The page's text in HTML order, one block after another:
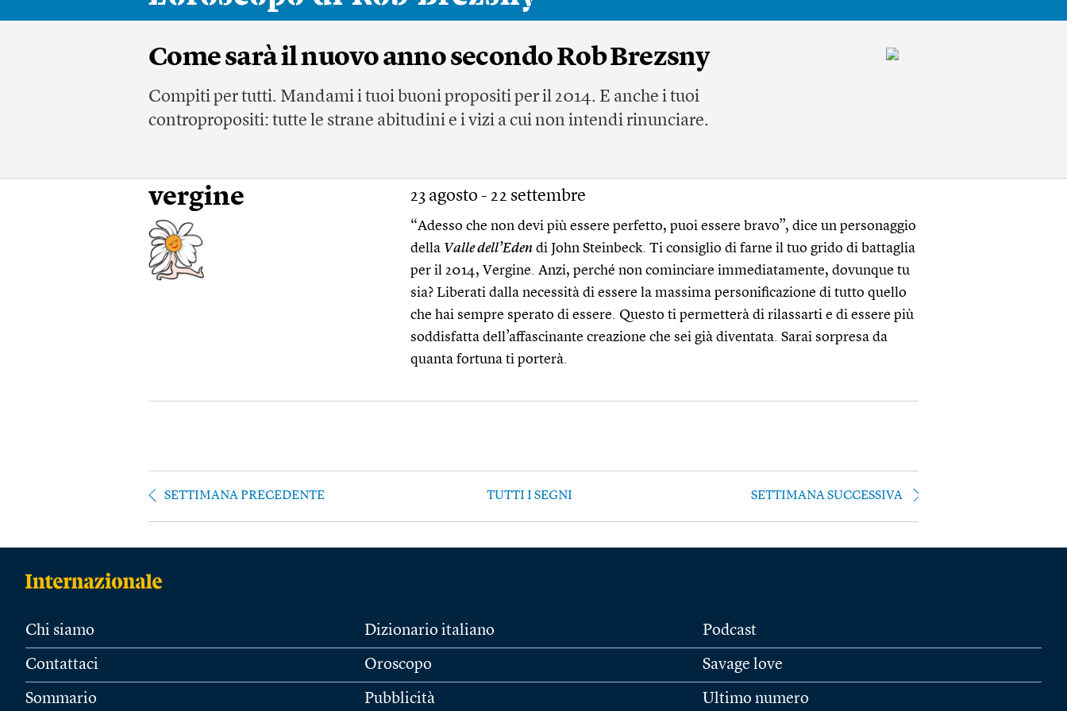
Come sarà il nuovo anno secondo Rob Brezsny
Compiti per tutti. Mandami i tuoi buoni propositi per il 2014. E anche i tuoi
contropropositi: tutte le strane abitudini e i vizi a cui non intendi rinunciare.
vergine 23 agosto - 22 settembre
“Adesso che non devi più essere perfetto, puoi essere bravo”, dice un personaggio
della Valle dell’Eden di John Steinbeck. Ti consiglio di farne il tuo grido di battaglia
per il 2014, Vergine. Anzi, perché non cominciare immediatamente, dovunque tu
sia? Liberati dalla necessità di essere la massima personificazione di tutto quello
che hai sempre sperato di essere. Questo ti permetterà di rilassarti e di essere più
soddisfatta dell’affascinante creazione che sei già diventata. Sarai sorpresa da
quanta fortuna ti porterà.
SETTIMANA PRECEDENTE TUTTI I SEGNI SETTIMANA SUCCESSIVA
Chi siamo
Contattaci
Sommario
Dizionario italiano
Oroscopo
Pubblicità
Podcast
Savage love
Ultimo numero